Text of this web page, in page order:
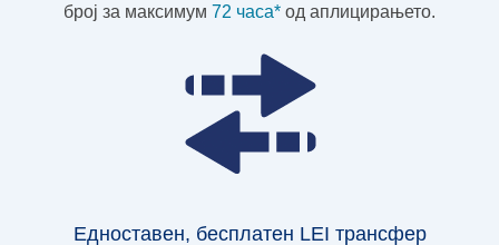
број за максимум 72 часа* од аплицирањето.
Едноставен, бесплатен LEI трансфер